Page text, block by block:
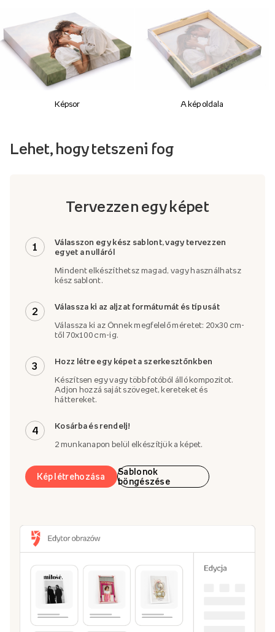
Képsor A kép oldala
Lehet, hogy tetszeni fog
Tervezzen egy képet
1
Válasszon egy kész sablont, vagy tervezzen
egyet a nulláról
Mindent elkészíthetsz magad, vagy használhatsz
kész sablont.
2 Válassza ki az aljzat formátumát és típusát
Válassza ki az Önnek megfelelő méretet: 20x30 cm-
től 70x100 cm-ig.
3 Hozz létre egy képet a szerkesztőnkben
Készítsen egy vagy több fotóból álló kompozitot.
Adjon hozzá saját szöveget, kereteket és
háttereket.
4 Kosárba és rendelj!
2 munkanapon belül elkészítjük a képet.
Kép létrehozása
Sablonok
böngészése